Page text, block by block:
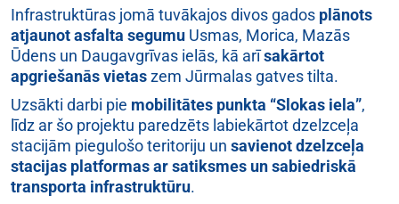
Infrastruktūras jomā tuvākajos divos gados plānots
atjaunot asfalta segumu Usmas, Morica, Mazās
Ūdens un Daugavgrīvas ielās, kā arīsakārtot
apgriešanās vietaszem Jūrmalas gatves tilta.
Uzsākti darbi pie mobilitātes punkta “Slokas iela”,
līdz ar šo projektu paredzēts labiekārtot dzelzceļa
stacijām piegulošo teritoriju un savienot dzelzceļa
stacijas platformas ar satiksmes un sabiedriskā
transporta infrastruktūru.